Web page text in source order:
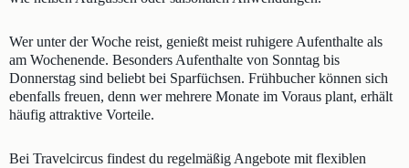
Wer unter der Woche reist, genießt meist ruhigere Aufenthalte als
am Wochenende. Besonders Aufenthalte von Sonntag bis
Donnerstag sind beliebt bei Sparfüchsen. Frühbucher können sich
ebenfalls freuen, denn wer mehrere Monate im Voraus plant, erhält
häufig attraktive Vorteile.
Bei Travelcircus findest du regelmäßig Angebote mit flexiblen